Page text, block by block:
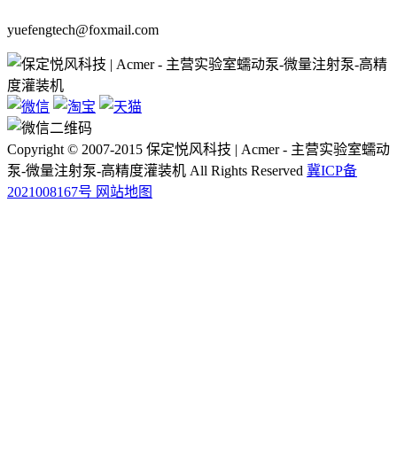
yuefengtech@foxmail.com
Copyright © 2007-2015 保定悦风科技 | Acmer - 主营实验室蠕动
泵-微量注射泵-高精度灌装机 All Rights Reserved 冀ICP备
2021008167号 网站地图